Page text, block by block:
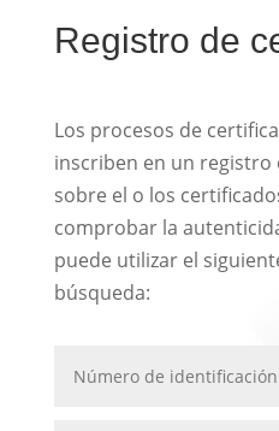
Registro de
Los procesos de
inscriben en un registro
sobre el o los
comprobar la
puede utilizar el
búsqueda: